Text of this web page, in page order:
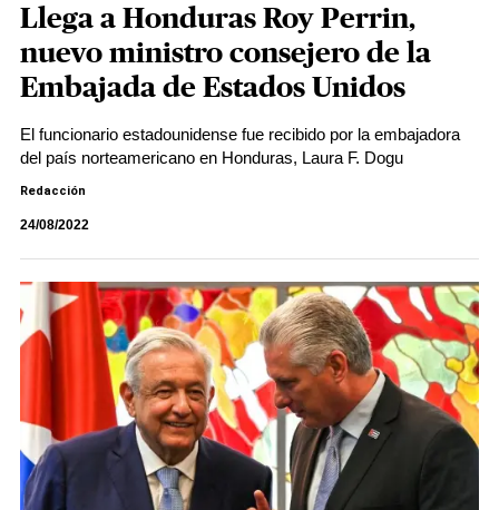
Llega a Honduras Roy Perrin,
nuevo ministro consejero de la
Embajada de Estados Unidos
El funcionario estadounidense fue recibido por la embajadora
del país norteamericano en Honduras, Laura F. Dogu
Redacción
24/08/2022